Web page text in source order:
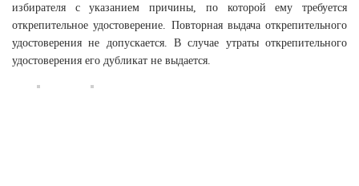
избирателя с указанием причины, по которой ему требуется
открепительное удостоверение. Повторная выдача открепительного
удостоверения не допускается. В случае утраты открепительного
удостоверения его дубликат не выдается.